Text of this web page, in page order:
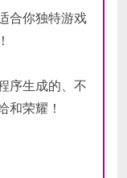
合你独特游戏
序生成的、不
和荣耀！